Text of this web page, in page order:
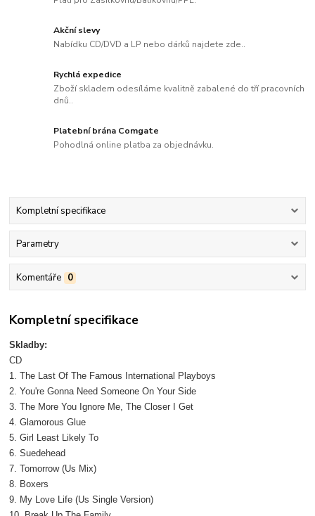
Akční slevy
Nabídku CD/DVD a LP nebo dárků najdete zde..
Rychlá expedice
Zboží skladem odesíláme kvalitně zabalené do tří pracovních
dnů..
Platební brána Comgate
Pohodlná online platba za objednávku.
Kompletní specifikace
Parametry
Komentáře 0
Kompletní specifikace
Skladby:
CD
1. The Last Of The Famous International Playboys
2. You're Gonna Need Someone On Your Side
3. The More You Ignore Me, The Closer I Get
4. Glamorous Glue
5. Girl Least Likely To
6. Suedehead
7. Tomorrow (Us Mix)
8. Boxers
9. My Love Life (Us Single Version)